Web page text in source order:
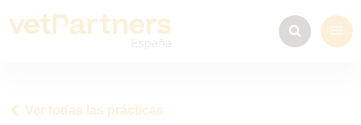
Ver todas las prácticas